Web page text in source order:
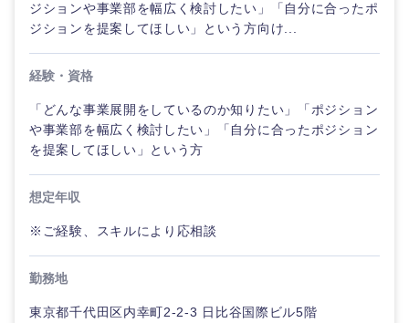
事務職
その他
サービス
その他
甲信越・北陸
新潟県
石川県 福井県
山梨県 長野県
ジションや事業部を幅広く検討したい」「自分に合ったポ
ジションを提案してほしい」という方向け...
経験・資格
「どんな事業展開をしているのか知りたい」「ポジション
や事業部を幅広く検討したい」「自分に合ったポジション
を提案してほしい」という方
想定年収
※ご経験、スキルにより応相談
勤務地
東京都千代田区内幸町2-2-3 日比谷国際ビル5階